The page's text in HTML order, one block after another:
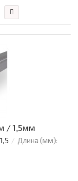
/ 1,5мм
1,5
Длина (мм):